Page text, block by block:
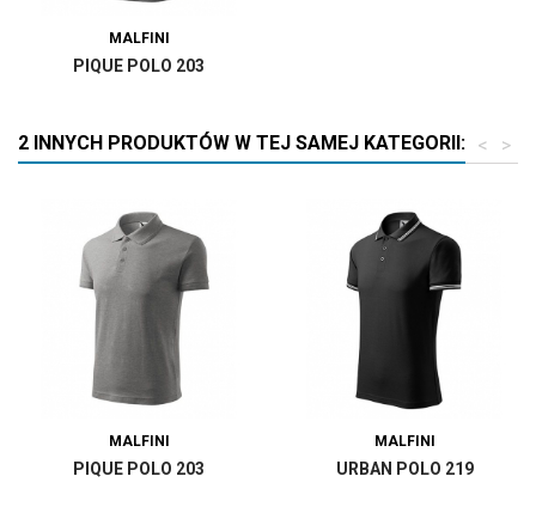
MALFINI
PIQUE POLO 203
2 INNYCH PRODUKTÓW W TEJ SAMEJ KATEGORII: >
<
MALFINI
PIQUE POLO 203
MALFINI
URBAN POLO 219